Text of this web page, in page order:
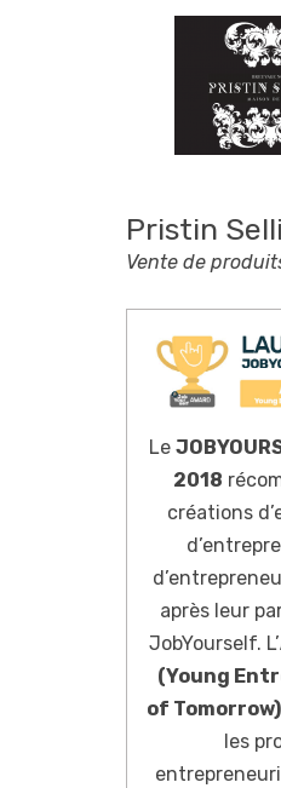
Pristin
Vente de
Le
2018
créations
après leur
JobYourself. L’
(Young
of Tomorrow)
les